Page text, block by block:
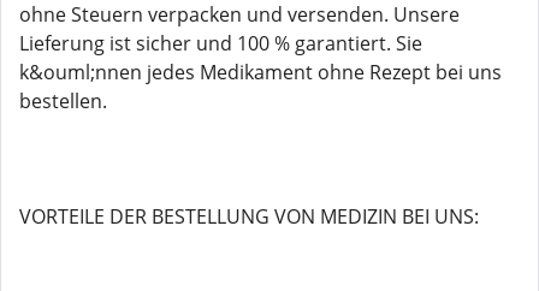
ohne Steuern verpacken und versenden. Unsere
Lieferung ist sicher und 100 % garantiert. Sie
k&ouml;nnen jedes Medikament ohne Rezept bei uns
bestellen.
VORTEILE DER BESTELLUNG VON MEDIZIN BEI UNS: